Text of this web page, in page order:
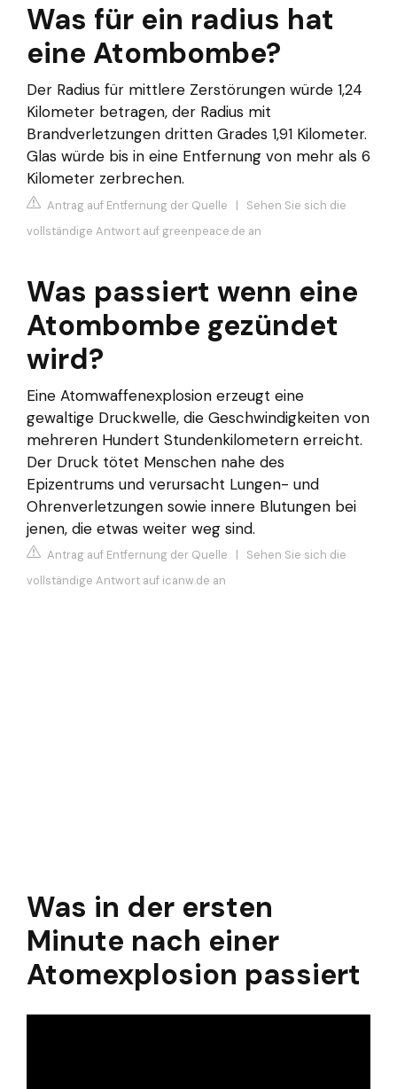
Was für ein radius hat
eine Atombombe?
Der Radius für mittlere Zerstörungen würde 1,24
Kilometer betragen, der Radius mit
Brandverletzungen dritten Grades 1,91 Kilometer.
Glas würde bis in eine Entfernung von mehr als 6
Kilometer zerbrechen.
Antrag auf Entfernung der Quelle | Sehen Sie sich die
vollständige Antwort auf greenpeace.de an
Was passiert wenn eine
Atombombe gezündet
wird?
Eine Atomwaffenexplosion erzeugt eine
gewaltige Druckwelle, die Geschwindigkeiten von
mehreren Hundert Stundenkilometern erreicht.
Der Druck tötet Menschen nahe des
Epizentrums und verursacht Lungen- und
Ohrenverletzungen sowie innere Blutungen bei
jenen, die etwas weiter weg sind.
Antrag auf Entfernung der Quelle | Sehen Sie sich die
vollständige Antwort auf icanw.de an
Was in der ersten
Minute nach einer
Atomexplosion passiert